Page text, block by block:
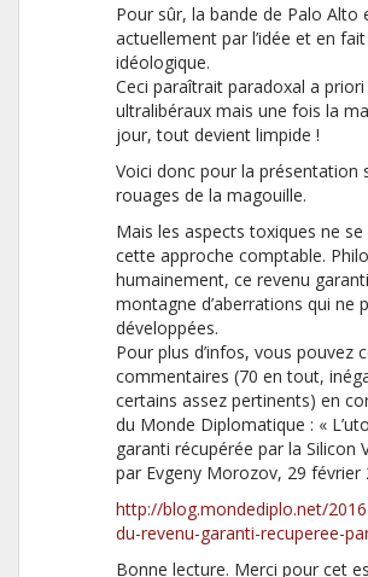
Pour sûr, la bande de Palo Alto
actuellement par l’idée et en
idéologique.
Ceci paraîtrait paradoxal a
ultralibéraux mais une fois la
jour, tout devient limpide !
Voici donc pour la présentation
rouages de la magouille.
Mais les aspects toxiques ne
cette approche comptable.
humainement, ce revenu
montagne d’aberrations qui ne
développées.
Pour plus d’infos, vous pouvez
commentaires (70 en tout,
certains assez pertinents) en
du Monde Diplomatique : «
garanti récupérée par la Silicon
par Evgeny Morozov, 29 février
http://blog.mondediplo.net/
du-revenu-garanti-recuperee-
Bonne lecture. Merci pour cet